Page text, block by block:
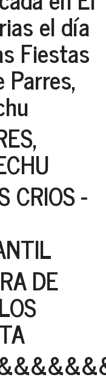
el día
Fiestas
CRIOS -
DE